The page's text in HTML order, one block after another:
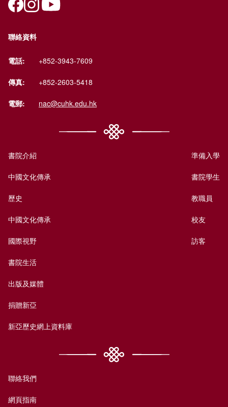
聯絡資料
電話: +852-3943-7609
傳真: +852-2603-5418
電郵: nac@cuhk.edu.hk
書院介紹
中國文化傳承
歷史
中國文化傳承
國際視野
書院生活
出版及媒體
捐贈新亞
新亞歷史網上資料庫
準備入學
書院學生
教職員
校友
訪客
聯絡我們
網頁指南